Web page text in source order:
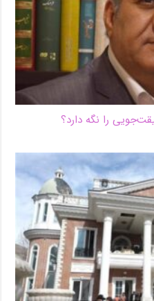
را نگه دارد؟